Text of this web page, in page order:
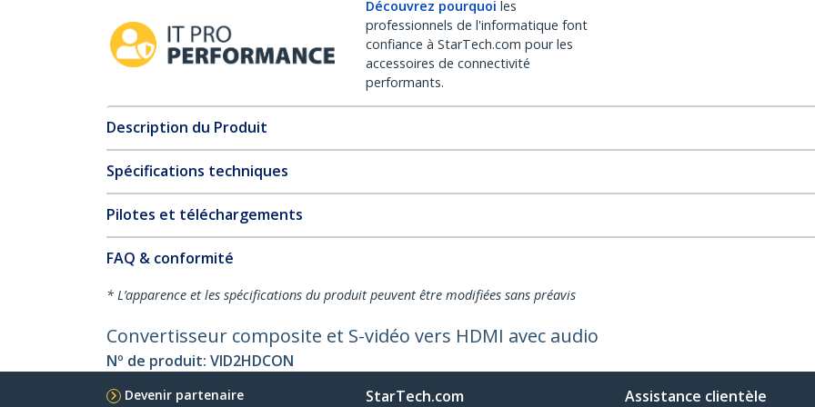
Découvrez pourquoi les
professionnels de l'informatique font
confiance à StarTech.com pour les
accessoires de connectivité
performants.
Description du Produit
Spécifications techniques
Pilotes et téléchargements
FAQ & conformité
* L’apparence et les spécifications du produit peuvent être modifiées sans préavis
Convertisseur composite et S-vidéo vers HDMI avec audio
Nº de produit: VID2HDCON
Devenir partenaire
StarTech.com Assistance clientèle